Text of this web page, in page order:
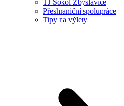
TJ Sokol Zbyslavice
Přeshraniční spolupráce
Tipy na výlety